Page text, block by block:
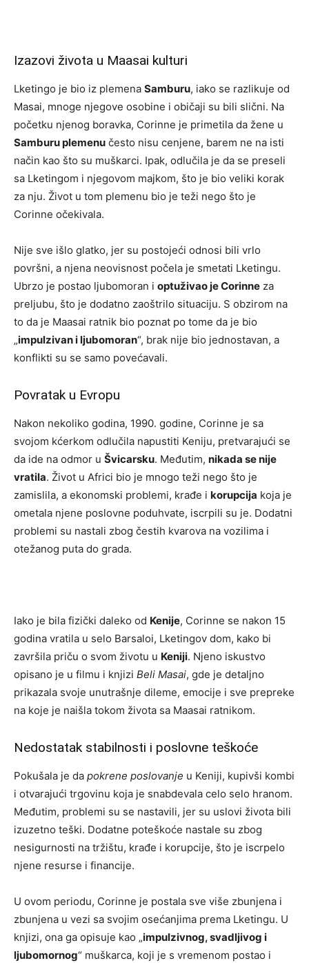
Izazovi života u Maasai kulturi
Lketingo je bio iz plemena Samburu, iako se razlikuje od
Masai, mnoge njegove osobine i običaji su bili slični. Na
početku njenog boravka, Corinne je primetila da žene u
Samburu plemenu često nisu cenjene, barem ne na isti
način kao što su muškarci. Ipak, odlučila je da se preseli
sa Lketingom i njegovom majkom, što je bio veliki korak
za nju. Život u tom plemenu bio je teži nego što je
Corinne očekivala.
Nije sve išlo glatko, jer su postojeći odnosi bili vrlo
površni, a njena neovisnost počela je smetati Lketingu.
Ubrzo je postao ljubomoran i optuživao je Corinne za
preljubu, što je dodatno zaoštrilo situaciju. S obzirom na
to da je Maasai ratnik bio poznat po tome da je bio
„impulzivan i ljubomoran“, brak nije bio jednostavan, a
konflikti su se samo povećavali.
Povratak u Evropu
Nakon nekoliko godina, 1990. godine, Corinne je sa
svojom kćerkom odlučila napustiti Keniju, pretvarajući se
da ide na odmor u Švicarsku. Međutim, nikada se nije
vratila. Život u Africi bio je mnogo teži nego što je
zamislila, a ekonomski problemi, krađe i korupcija koja je
ometala njene poslovne poduhvate, iscrpili su je. Dodatni
problemi su nastali zbog čestih kvarova na vozilima i
otežanog puta do grada.
Iako je bila fizički daleko od Kenije, Corinne se nakon 15
godina vratila u selo Barsaloi, Lketingov dom, kako bi
završila priču o svom životu u Keniji. Njeno iskustvo
opisano je u filmu i knjizi Beli Masai, gde je detaljno
prikazala svoje unutrašnje dileme, emocije i sve prepreke
na koje je naišla tokom života sa Maasai ratnikom.
Nedostatak stabilnosti i poslovne teškoće
Pokušala je da pokrene poslovanje u Keniji, kupivši kombi
i otvarajući trgovinu koja je snabdevala celo selo hranom.
Međutim, problemi su se nastavili, jer su uslovi života bili
izuzetno teški. Dodatne poteškoće nastale su zbog
nesigurnosti na tržištu, krađe i korupcije, što je iscrpelo
njene resurse i financije.
U ovom periodu, Corinne je postala sve više zbunjena i
zbunjena u vezi sa svojim osećanjima prema Lketingu. U
knjizi, ona ga opisuje kao „impulzivnog, svadljivog i
ljubomornog“ muškarca, koji je s vremenom postao i